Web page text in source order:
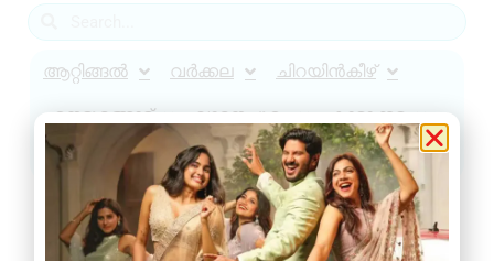
ആറ്റിങ്ങൽ വർക്കല ചിറയിൻകീഴ്
നെടുമങ്ങാട് വാമനപുരം കാട്ടാക്കട
അരുവിക്കര ചുറ്റുവട്ടം ഇൻഫോ